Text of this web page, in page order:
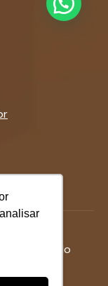
Desenvolvido